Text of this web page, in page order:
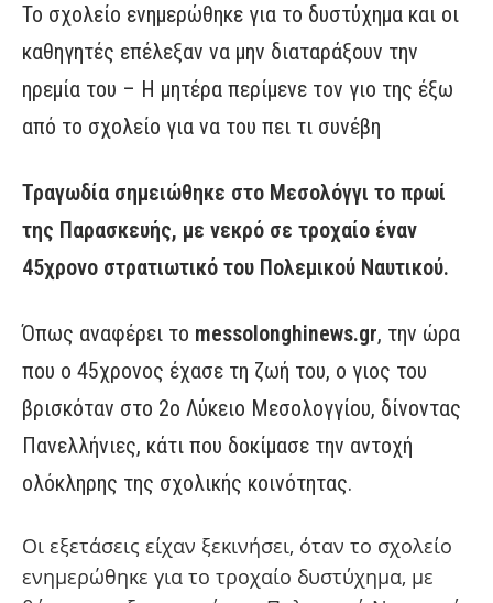
Το σχολείο ενημερώθηκε για το δυστύχημα και οι
καθηγητές επέλεξαν να μην διαταράξουν την
ηρεμία του – Η μητέρα περίμενε τον γιο της έξω
από το σχολείο για να του πει τι συνέβη
Τραγωδία σημειώθηκε στο Μεσολόγγι το πρωί
της Παρασκευής, με νεκρό σε τροχαίο έναν
45χρονο στρατιωτικό του Πολεμικού Ναυτικού.
Όπως αναφέρει το messolonghinews.gr, την ώρα
που ο 45χρονος έχασε τη ζωή του, ο γιος του
βρισκόταν στο 2ο Λύκειο Μεσολογγίου, δίνοντας
Πανελλήνιες, κάτι που δοκίμασε την αντοχή
ολόκληρης της σχολικής κοινότητας.
Οι εξετάσεις είχαν ξεκινήσει, όταν το σχολείο
ενημερώθηκε για το τροχαίο δυστύχημα, με